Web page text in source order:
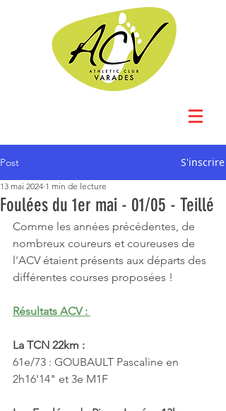
Post S'inscrire
Foulées du 1er mai - 01/05 - Teillé
13 mai 2024 1 min de lecture
Comme les années précédentes, de
nombreux coureurs et coureuses de
l'ACV étaient présents aux départs des
différentes courses proposées !
Résultats ACV :
La TCN 22km :
61e/73 : GOUBAULT Pascaline en
2h16'14" et 3e M1F